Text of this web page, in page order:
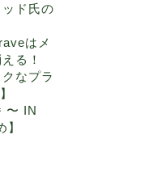
ド氏の
はメ
る！
なプラ
〜 IN